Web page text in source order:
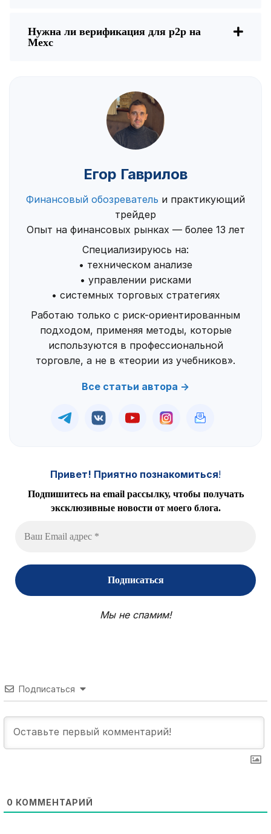
Нужна ли верификация для p2p на
Mexc
Егор Гаврилов
Финансовый обозреватель и практикующий
трейдер
Опыт на финансовых рынках — более 13 лет
Специализируюсь на:
• техническом анализе
• управлении рисками
• системных торговых стратегиях
Работаю только с риск-ориентированным
подходом, применяя методы, которые
используются в профессиональной
торговле, а не в «теории из учебников».
Все статьи автора →
Привет! Приятно познакомиться!
Подпишитесь на email рассылку, чтобы получать
эксклюзивные новости от моего блога.
Мы не спамим!
Подписаться
0 КОММЕНТАРИЙ